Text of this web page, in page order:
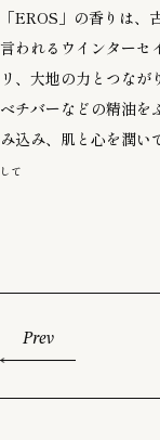
「EROS」の香りは
言われるウインターセ
リ、大地の力とつな
ベチバーなどの精油を
み込み、肌と心を潤
して
Prev